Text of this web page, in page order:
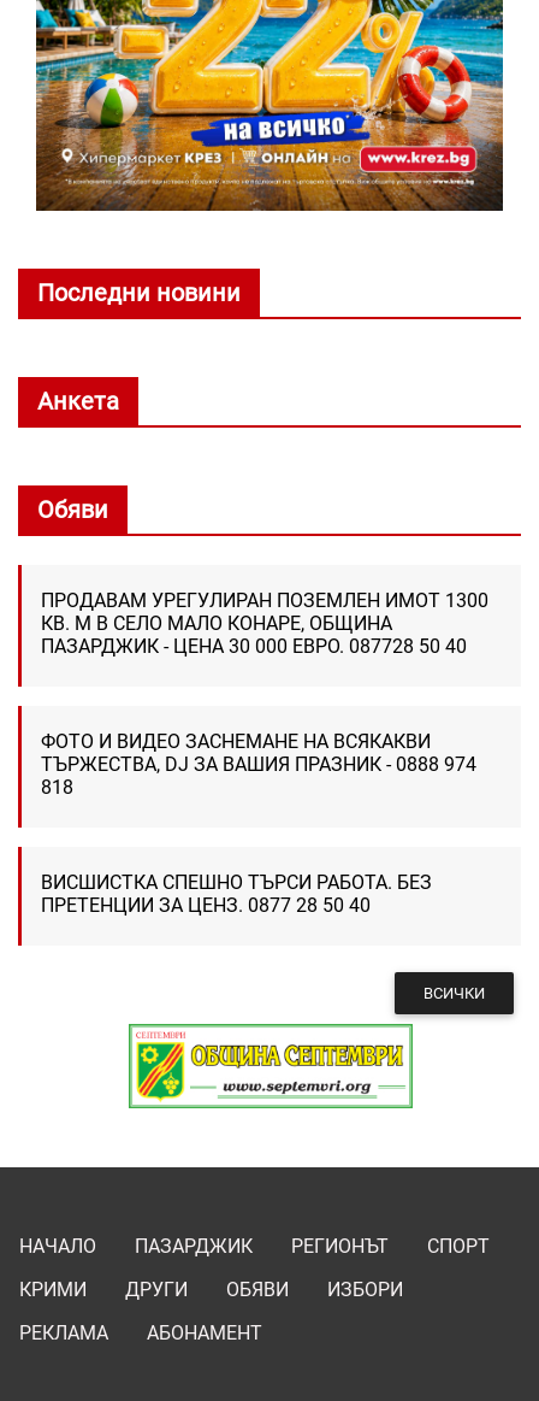
Последни новини
Анкета
Обяви
ПРОДАВАМ УРЕГУЛИРАН ПОЗЕМЛЕН ИМОТ 1300
КВ. М В СЕЛО МАЛО КОНАРЕ, ОБЩИНА
ПАЗАРДЖИК - ЦЕНА 30 000 ЕВРО. 087728 50 40
ФОТО И ВИДЕО ЗАСНЕМАНЕ НА ВСЯКАКВИ
ТЪРЖЕСТВА, DJ ЗА ВАШИЯ ПРАЗНИК - 0888 974
818
ВИСШИСТКА СПЕШНО ТЪРСИ РАБОТА. БЕЗ
ПРЕТЕНЦИИ ЗА ЦЕНЗ. 0877 28 50 40
ВСИЧКИ
НАЧАЛО ПАЗАРДЖИК РЕГИОНЪТ
СПОРТ
КРИМИ
ДРУГИ ОБЯВИ
ИЗБОРИ
РЕКЛАМА
АБОНАМЕНТ